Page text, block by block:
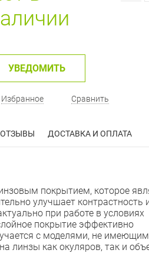
УВЕДОМИТЬ
Избранное Сравнить
ОТЗЫВЫ ДОСТАВКА И ОПЛАТА
покрытием, которое
улучшает контрастность
при работе в условиях
покрытие эффективно
с моделями, не
линзы как окуляров, так и